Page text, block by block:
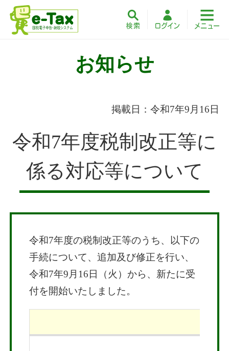
お知らせ
掲載日：令和7年9月16日
令和7年度税制改正等に
係る対応等について
令和7年度の税制改正等のうち、以下の
手続について、追加及び修正を行い、
令和7年9月16日（火）から、新たに受
付を開始いたしました。